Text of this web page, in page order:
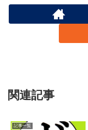
関連記事
記事一覧